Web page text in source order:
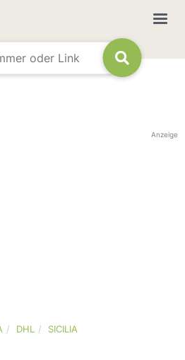
Anzeige
DHL SICILIA